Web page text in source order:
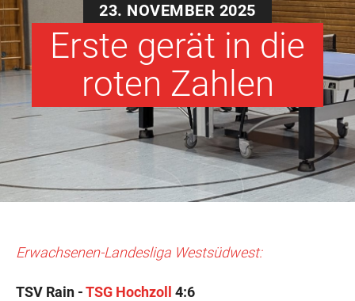
23. NOVEMBER 2025
Erste gerät in die
roten Zahlen
Erwachsenen-Landesliga Westsüdwest:
TSV Rain -TSG Hochzoll 4:6